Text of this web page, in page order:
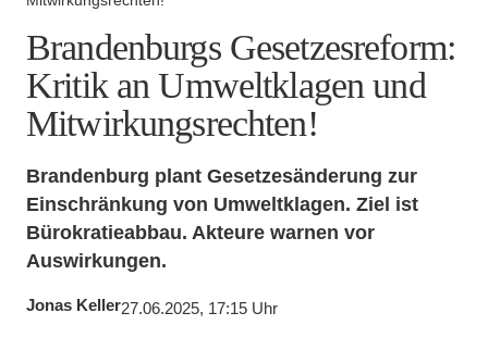
Brandenburgs Gesetzesreform:
Kritik an Umweltklagen und
Mitwirkungsrechten!
Brandenburg plant Gesetzesänderung zur
Einschränkung von Umweltklagen. Ziel ist
Bürokratieabbau. Akteure warnen vor
Auswirkungen.
Jonas Keller27.06.2025, 17:15 Uhr